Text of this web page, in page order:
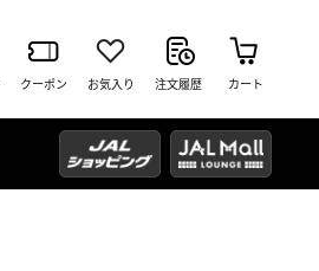
クーポン お気入り 注文履歴 カート